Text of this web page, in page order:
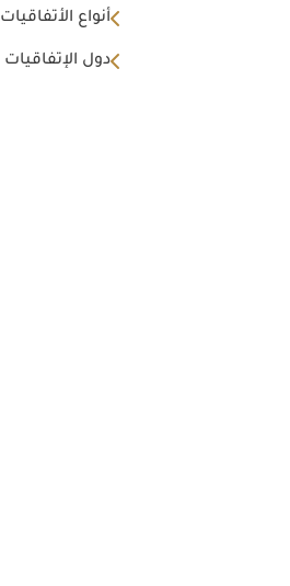
أنواع الأتفاقيات
دول الإتفاقيات